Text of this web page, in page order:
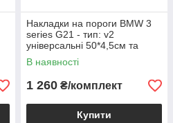
Накладки на пороги BMW 3
series G21 - тип: v2
універсальні 50*4,5см та
21*4,5см
В наявності
1 260 ₴/комплект
Купити